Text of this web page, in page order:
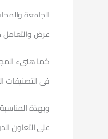
الجامعة
عرض
كما هنىء
فى التصنيفات
وبهذة
على التعاون